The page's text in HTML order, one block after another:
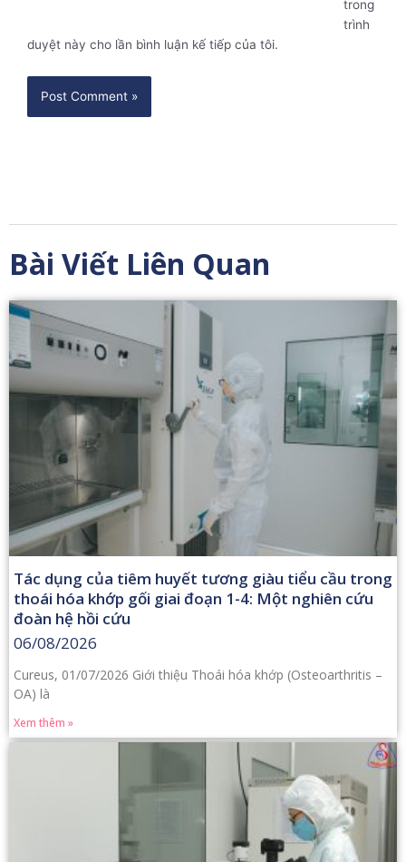
trong
trình
duyệt này cho lần bình luận kế tiếp của tôi.
Bài Viết Liên Quan
Tác dụng của tiêm huyết tương giàu tiểu cầu trong
thoái hóa khớp gối giai đoạn 1-4: Một nghiên cứu
đoàn hệ hồi cứu
06/08/2026
Cureus, 01/07/2026 Giới thiệu Thoái hóa khớp (Osteoarthritis –
OA) là
Xem thêm »